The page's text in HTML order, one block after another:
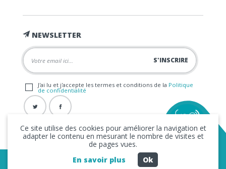
NEWSLETTER
J'ai lu et j'accepte les termes et conditions de la Politique
de confidentialité
Copyright © 2026 La FRAP -Mentions légales
Ce site utilise des cookies pour améliorer la navigation et
adapter le contenu en mesurant le nombre de visites et
de pages vues.
En savoir plus
Ok